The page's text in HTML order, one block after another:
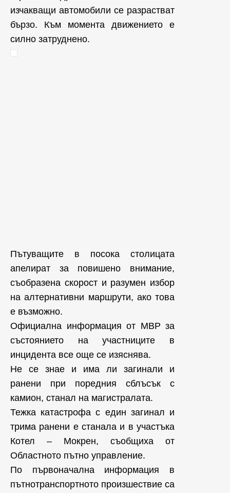
изчакващи автомобили се разрастват
бързо. Към момента движението е
силно затруднено.
Пътуващите в посока столицата
апелират за повишено внимание,
съобразена скорост и разумен избор
на алтернативни маршрути, ако това
е възможно.
Официална информация от МВР за
състоянието на участниците в
инцидента все още се изяснява.
Не се знае и има ли загинали и
ранени при поредния сблъсък с
камион, станал на магистралата.
Тежка катастрофа с един загинал и
трима ранени е станала и в участъка
Котел – Мокрен, съобщиха от
Областното пътно управление.
По първоначална информация в
пътнотранспортното произшествие са